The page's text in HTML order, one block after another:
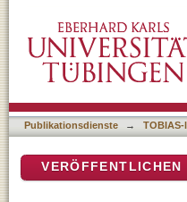
Publikationsdienste →
VERÖFFENTLICHEN